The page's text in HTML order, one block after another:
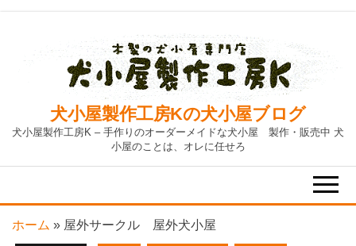
content
犬小屋製作工房Kの犬小屋ブログ
犬小屋製作工房K – 手作りのオーダーメイドな犬小屋 製作・販売中 犬
小屋のことは、オレに任せろ
ホーム » 屋外サークル 屋外犬小屋